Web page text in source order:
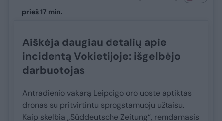
prieš 17 min.
Aiškėja daugiau detalių apie
incidentą Vokietijoje: išgelbėjo
darbuotojas
Antradienio vakarą Leipcigo oro uoste aptiktas
dronas su pritvirtintu sprogstamuoju užtaisu.
Kaip skelbia „Süddeutsche Zeitung“, remdamasis